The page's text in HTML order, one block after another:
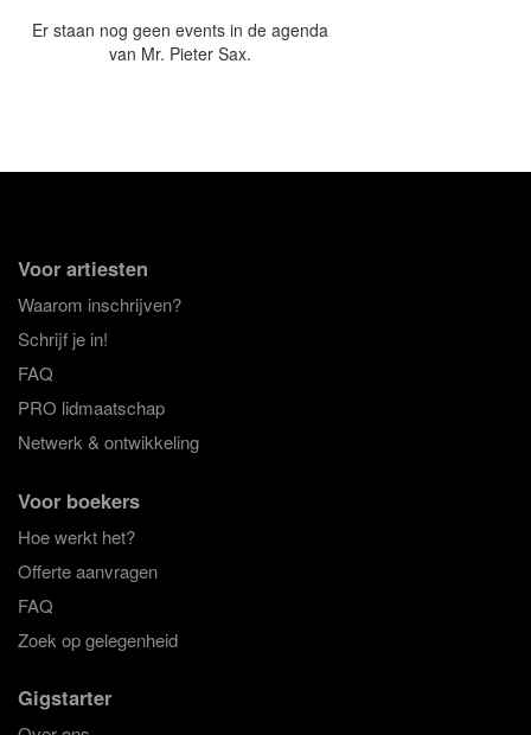
Er staan nog geen events in de agenda
van Mr. Pieter Sax.
Voor artiesten
Waarom inschrijven?
Schrijf je in!
FAQ
PRO lidmaatschap
Netwerk & ontwikkeling
Voor boekers
Hoe werkt het?
Offerte aanvragen
FAQ
Zoek op gelegenheid
Gigstarter